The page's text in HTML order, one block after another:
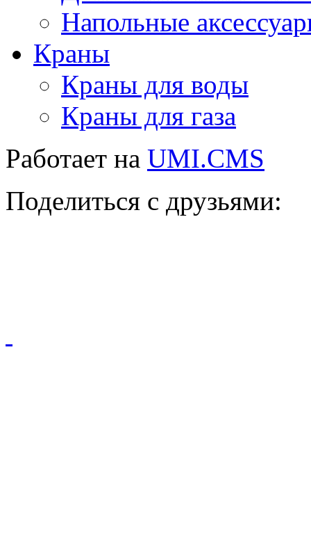
Напольные
Краны
Краны для воды
Краны для газа
Работает на UMI.CMS
Поделиться с друзьями: